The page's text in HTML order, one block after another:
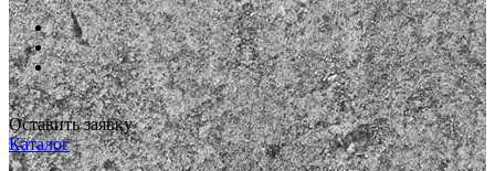
Оставить заявку
Каталог